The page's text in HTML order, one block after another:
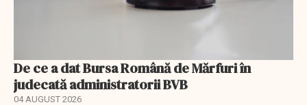
De ce a dat Bursa Română de Mărfuri în
judecată administratorii BVB
04 AUGUST 2026